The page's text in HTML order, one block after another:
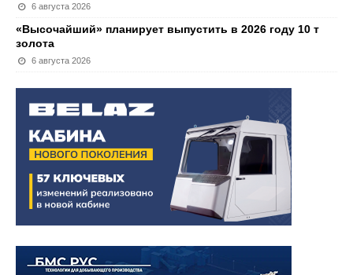
6 августа 2026
«Высочайший» планирует выпустить в 2026 году 10 т
золота
6 августа 2026